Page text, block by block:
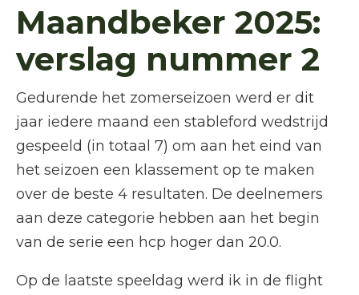
Maandbeker 2025:
verslag nummer 2
Gedurende het zomerseizoen werd er dit
jaar iedere maand een stableford wedstrijd
gespeeld (in totaal 7) om aan het eind van
het seizoen een klassement op te maken
over de beste 4 resultaten. De deelnemers
aan deze categorie hebben aan het begin
van de serie een hcp hoger dan 20.0.
Op de laatste speeldag werd ik in de flight